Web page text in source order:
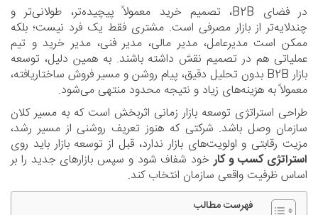
در فضای B2B، تصمیم خرید معمولاً پیچیده‌تر، طولانی‌تر و
چندلایه‌تر از بازار مصرفی است. مشتری فقط یک فرد نیست؛ بلکه
ممکن است مدیرعامل، مدیر مالی، مدیر فنی، مدیر خرید و تیم
عملیاتی هم در تصمیم نقش داشته باشند. به همین دلیل، توسعه
بازار B2B بدون تحلیل دقیق، پیام روشن و مسیر فروش ساختاریافته،
معمولاً به هزینه‌های زیاد و نتیجه محدود منتهی می‌شود.
طراحی استراتژی توسعه بازار زمانی اثربخش است که به مسیر کلان
سازمان وصل باشد. شرکتی که هنوز تعریف روشنی از مسیر رشد،
مزیت رقابتی و اولویت‌های بازار ندارد، قبل از توسعه بازار باید روی
استراتژی کسب و کارخود شفاف شود و سپس بازارهای جدید را بر
اساس ظرفیت واقعی سازمان انتخاب کند.
فهرست مطالب